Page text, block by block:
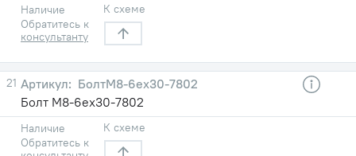
Наличие
Обратитесь к
консультанту
К схеме
21
БолтМ8-6ех30-7802
Болт М8-6ех30-7802
Наличие
Обратитесь к
К схеме